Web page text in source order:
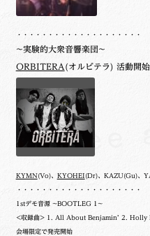
・・・・・・・・・・・・・・・・・・・・
~実験的大衆音響楽団~
ORBITERA (オルビテラ) 活動開
KYMN(Vo)、 KYOHEI (Dr)、KAZU(Gu)、
・・・・・・・・・・・・・・・・・・・・
1stデモ音源 ~BOOTLEG 1~
<収録曲> 1. All About Benjamin’ 2. Holly
会場限定で発売開始